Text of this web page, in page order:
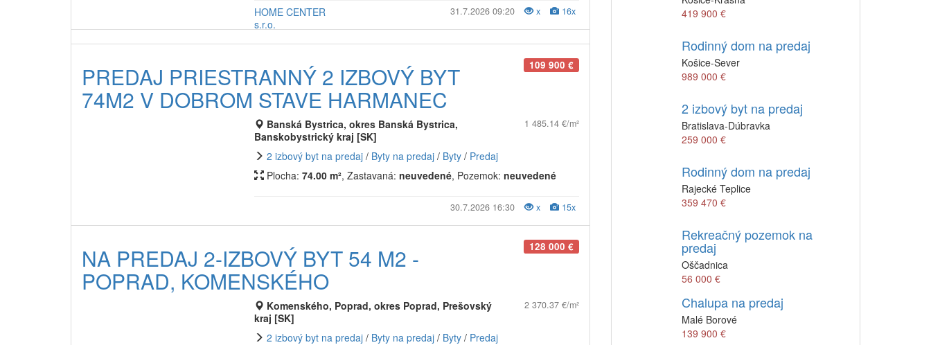
HOME CENTER
s.r.o.
31.7.2026 09:20 x 16x
PREDAJ PRIESTRANNÝ 2 IZBOVÝ BYT
74M2 V DOBROM STAVE HARMANEC
109 900 €
Banská Bystrica, okres Banská Bystrica,
Banskobystrický kraj [SK]
1 485.14 €/m²
2 izbový byt na predaj / Byty na predaj / Byty / Predaj
Plocha:74.00 m², Zastavaná:neuvedené, Pozemok:neuvedené
30.7.2026 16:30 x 15x
NA PREDAJ 2-IZBOVÝ BYT 54 M2 -
POPRAD, KOMENSKÉHO
128 000 €
Komenského, Poprad, okres Poprad, Prešovský
kraj [SK]
2 370.37 €/m²
2 izbový byt na predaj / Byty na predaj / Byty / Predaj
419 900 €
Rodinný dom na predaj
Košice-Sever
989 000 €
2 izbový byt na predaj
Bratislava-Dúbravka
259 000 €
Rodinný dom na predaj
Rajecké Teplice
359 470 €
Rekreačný pozemok na
predaj
Oščadnica
56 000 €
Chalupa na predaj
Malé Borové
139 900 €